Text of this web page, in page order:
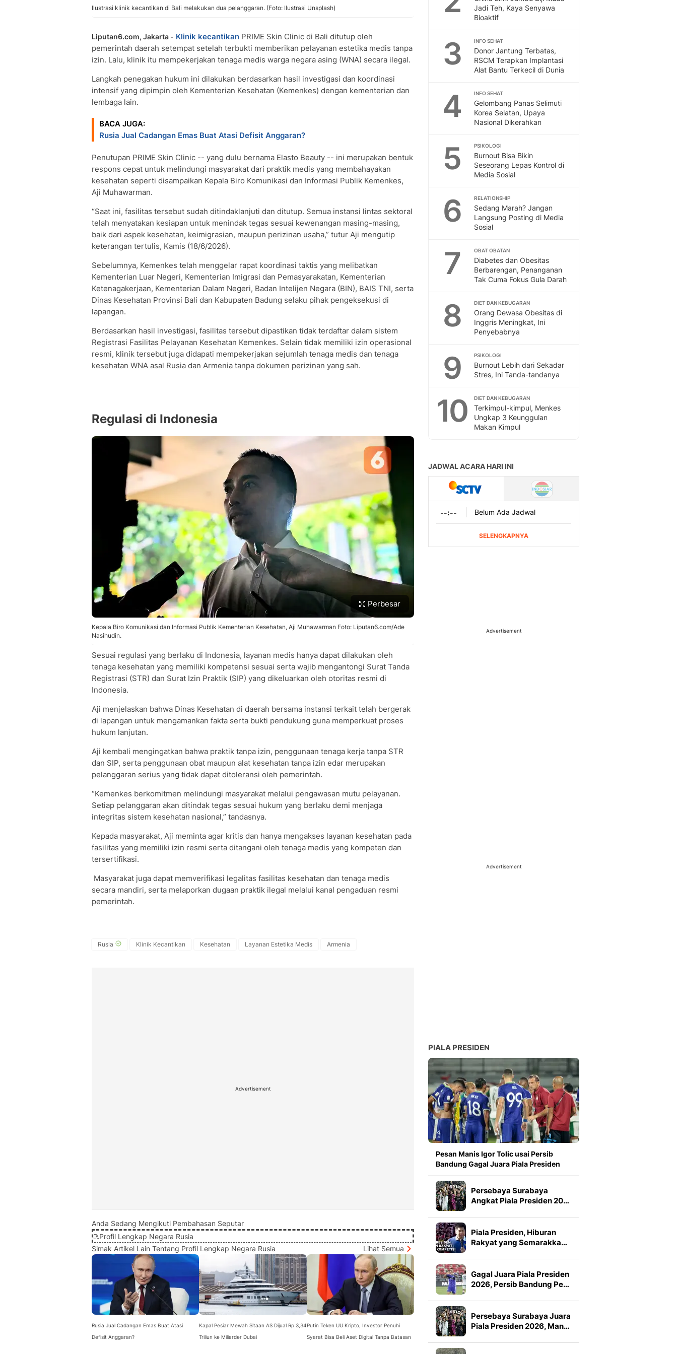
Ilustrasi klinik kecantikan di Bali melakukan dua pelanggaran. (Foto: Ilustrasi Unsplash)
Liputan6.com, Jakarta - Klinik kecantikan PRIME Skin Clinic di Bali ditutup oleh
pemerintah daerah setempat setelah terbukti memberikan pelayanan estetika medis tanpa
izin. Lalu, klinik itu mempekerjakan tenaga medis warga negara asing (WNA) secara ilegal.
Langkah penegakan hukum ini dilakukan berdasarkan hasil investigasi dan koordinasi
intensif yang dipimpin oleh Kementerian Kesehatan (Kemenkes) dengan kementerian dan
lembaga lain.
BACA JUGA:
Rusia Jual Cadangan Emas Buat Atasi Defisit Anggaran?
Penutupan PRIME Skin Clinic -- yang dulu bernama Elasto Beauty -- ini merupakan bentuk
respons cepat untuk melindungi masyarakat dari praktik medis yang membahayakan
kesehatan seperti disampaikan ​Kepala Biro Komunikasi dan Informasi Publik Kemenkes,
Aji Muhawarman.
​“Saat ini, fasilitas tersebut sudah ditindaklanjuti dan ditutup. Semua instansi lintas sektoral
telah menyatakan kesiapan untuk menindak tegas sesuai kewenangan masing-masing,
baik dari aspek kesehatan, keimigrasian, maupun perizinan usaha,” tutur Aji mengutip
keterangan tertulis, Kamis (18/6/2026).
Sebelumnya, Kemenkes telah menggelar rapat koordinasi taktis yang melibatkan
Kementerian Luar Negeri, Kementerian Imigrasi dan Pemasyarakatan, Kementerian
Ketenagakerjaan, Kementerian Dalam Negeri, Badan Intelijen Negara (BIN), BAIS TNI, serta
Dinas Kesehatan Provinsi Bali dan Kabupaten Badung selaku pihak pengeksekusi di
lapangan.
​Berdasarkan hasil investigasi, fasilitas tersebut dipastikan tidak terdaftar dalam sistem
Registrasi Fasilitas Pelayanan Kesehatan Kemenkes. Selain tidak memiliki izin operasional
resmi, klinik tersebut juga didapati mempekerjakan sejumlah tenaga medis dan tenaga
kesehatan WNA asal Rusia dan Armenia tanpa dokumen perizinan yang sah.
Regulasi di Indonesia
Perbesar
Kepala Biro Komunikasi dan Informasi Publik Kementerian Kesehatan, Aji Muhawarman Foto: Liputan6.com/Ade
Nasihudin.
​Sesuai regulasi yang berlaku di Indonesia, layanan medis hanya dapat dilakukan oleh
tenaga kesehatan yang memiliki kompetensi sesuai serta wajib mengantongi Surat Tanda
Registrasi (STR) dan Surat Izin Praktik (SIP) yang dikeluarkan oleh otoritas resmi di
Indonesia.
Aji menjelaskan bahwa Dinas Kesehatan di daerah bersama instansi terkait telah bergerak
di lapangan untuk mengamankan fakta serta bukti pendukung guna memperkuat proses
hukum lanjutan.
​Aji kembali mengingatkan bahwa praktik tanpa izin, penggunaan tenaga kerja tanpa STR
dan SIP, serta penggunaan obat maupun alat kesehatan tanpa izin edar merupakan
pelanggaran serius yang tidak dapat ditoleransi oleh pemerintah.
​“Kemenkes berkomitmen melindungi masyarakat melalui pengawasan mutu pelayanan.
Setiap pelanggaran akan ditindak tegas sesuai hukum yang berlaku demi menjaga
integritas sistem kesehatan nasional,” tandasnya.
Kepada masyarakat, Aji meminta agar kritis dan hanya mengakses layanan kesehatan pada
fasilitas yang memiliki izin resmi serta ditangani oleh tenaga medis yang kompeten dan
tersertifikasi.
Masyarakat juga dapat memverifikasi legalitas fasilitas kesehatan dan tenaga medis
secara mandiri, serta melaporkan dugaan praktik ilegal melalui kanal pengaduan resmi
pemerintah.
Rusia Klinik Kecantikan Kesehatan Layanan Estetika Medis Armenia
Advertisement
Anda Sedang Mengikuti Pembahasan Seputar
Profil Lengkap Negara Rusia
Simak Artikel Lain Tentang Profil Lengkap Negara Rusia
Lihat Semua
Rusia Jual Cadangan Emas Buat Atasi
Defisit Anggaran?
Kapal Pesiar Mewah Sitaan AS Dijual Rp 3,34
Triliun ke Miliarder Dubai
Putin Teken UU Kripto, Investor Penuhi
Syarat Bisa Beli Aset Digital Tanpa Batasan
Jadi Teh, Kaya Senyawa
Bioaktif
3 INFO SEHAT
Donor Jantung Terbatas,
RSCM Terapkan Implantasi
Alat Bantu Terkecil di Dunia
4 INFO SEHAT
Gelombang Panas Selimuti
Korea Selatan, Upaya
Nasional Dikerahkan
5 PSIKOLOGI
Burnout Bisa Bikin
Seseorang Lepas Kontrol di
Media Sosial
6 RELATIONSHIP
Sedang Marah? Jangan
Langsung Posting di Media
Sosial
7 OBAT OBATAN
Diabetes dan Obesitas
Berbarengan, Penanganan
Tak Cuma Fokus Gula Darah
8 DIET DAN KEBUGARAN
Orang Dewasa Obesitas di
Inggris Meningkat, Ini
Penyebabnya
9 PSIKOLOGI
Burnout Lebih dari Sekadar
Stres, Ini Tanda-tandanya
10 DIET DAN KEBUGARAN
Terkimpul-kimpul, Menkes
Ungkap 3 Keunggulan
Makan Kimpul
Advertisement
Advertisement
PIALA PRESIDEN
Pesan Manis Igor Tolic usai Persib
Bandung Gagal Juara Piala Presiden
Persebaya Surabaya
Angkat Piala Presiden 20…
Piala Presiden, Hiburan
Rakyat yang Semarakka…
Gagal Juara Piala Presiden
2026, Persib Bandung Pe…
Persebaya Surabaya Juara
Piala Presiden 2026, Man…